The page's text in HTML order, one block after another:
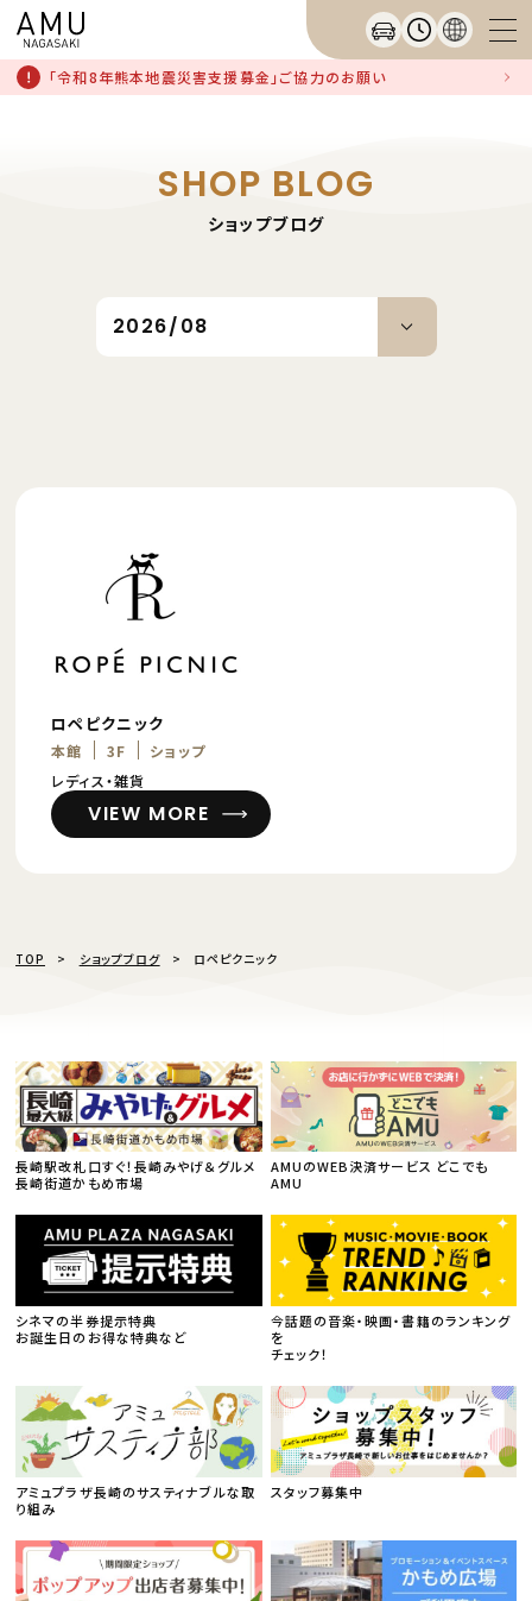
「令和8年熊本地震災害支援募金」ご協力のお願い
SHOP BLOG
ショップブログ
ロペピクニック
本館 3F
ショップ
レディス・雑貨
VIEW MORE
TOP ショップブログ ロペピクニック
長崎駅改札口すぐ！長崎みやげ＆グルメ
長崎街道かもめ市場
AMUのWEB決済サービス どこでも
AMU
シネマの半券提示特典
お誕生日のお得な特典など
今話題の音楽・映画・書籍のランキング
を
チェック！
アミュプラザ長崎のサスティナブルな取
り組み
スタッフ募集中